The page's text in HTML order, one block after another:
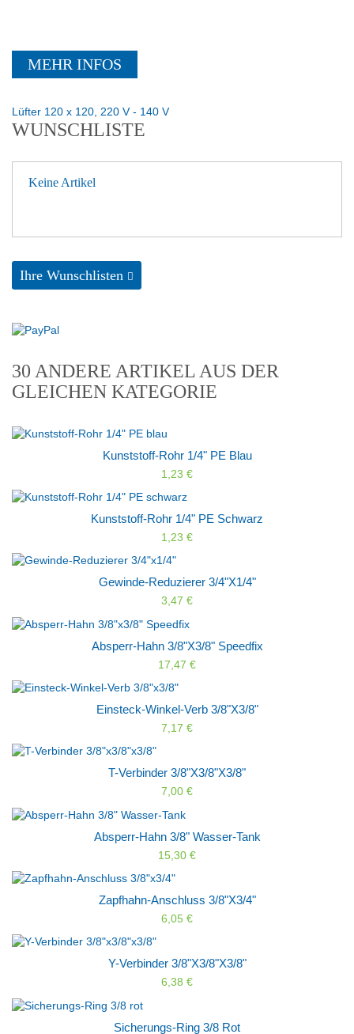
MEHR INFOS
Lüfter 120 x 120, 220 V - 140 V
WUNSCHLISTE
Keine Artikel
Ihre Wunschlisten
30 ANDERE ARTIKEL AUS DER
GLEICHEN KATEGORIE
Kunststoff-Rohr 1/4" PE Blau
1,23 €
Kunststoff-Rohr 1/4" PE Schwarz
1,23 €
Gewinde-Reduzierer 3/4"x1/4"
3,47 €
Absperr-Hahn 3/8"x3/8" Speedfix
17,47 €
Einsteck-Winkel-Verb 3/8"x3/8"
7,17 €
T-Verbinder 3/8"x3/8"x3/8"
7,00 €
Absperr-Hahn 3/8" Wasser-Tank
15,30 €
Zapfhahn-Anschluss 3/8"x3/4"
6,05 €
Y-Verbinder 3/8"x3/8"x3/8"
6,38 €
Sicherungs-Ring 3/8 Rot